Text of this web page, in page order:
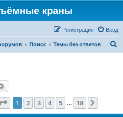
краны
Вход
Регистрация
Поиск Темы без ответов
Страница из 18
1 2 3 4 5 18